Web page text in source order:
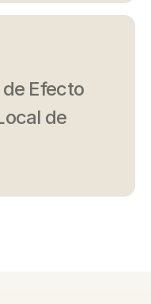
Efecto
de